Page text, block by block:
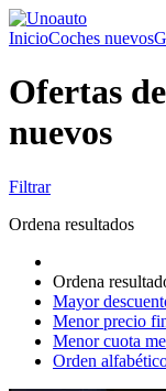
InicioCoches nuevos
Ofertas
nuevos
Filtrar
Ordena resultados
Ordena
Mayor
Menor precio
Menor cuota
Orden